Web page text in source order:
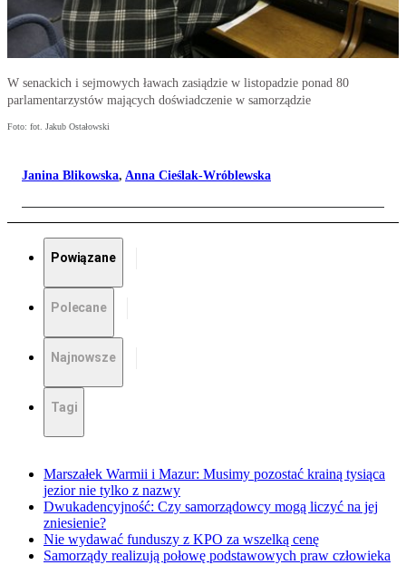
W senackich i sejmowych ławach zasiądzie w listopadzie ponad 80
parlamentarzystów mających doświadczenie w samorządzie
Foto: fot. Jakub Ostałowski
Janina Blikowska, Anna Cieślak-Wróblewska
Powiązane
Polecane
Najnowsze
Tagi
Marszałek Warmii i Mazur: Musimy pozostać krainą tysiąca
jezior nie tylko z nazwy
Dwukadencyjność: Czy samorządowcy mogą liczyć na jej
zniesienie?
Nie wydawać funduszy z KPO za wszelką cenę
Samorządy realizują połowę podstawowych praw człowieka